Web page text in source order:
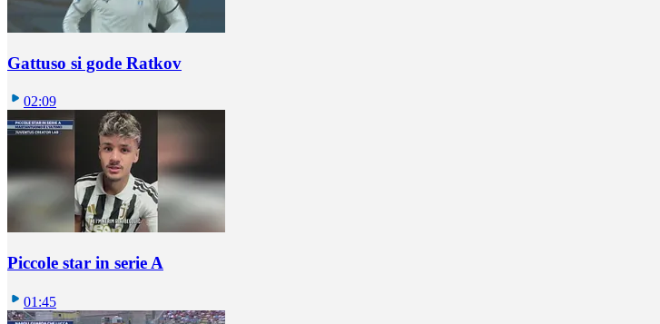
Gattuso si gode Ratkov
02:09
Piccole star in serie A
01:45